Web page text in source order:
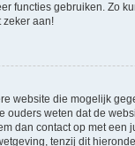
functies gebruiken. Zo
zeker aan!
website die mogelijk
ouders weten dat de
dan contact op met een
tenzij dit